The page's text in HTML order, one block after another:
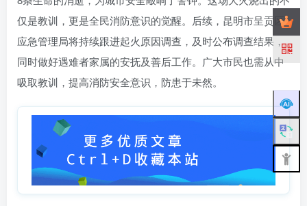
仅是教训，更是全民消防意识的觉醒。后续，昆明市呈贡区
应急管理局将持续跟进起火原因调查，及时公布调查结果，
同时做好遇难者家属的安抚及善后工作。广大市民也需从中
吸取教训，提高消防安全意识，防患于未然。